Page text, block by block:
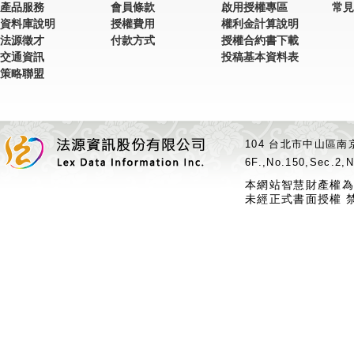
產品服務
資料庫說明
法源徵才
交通資訊
策略聯盟
會員條款
授權費用
付款方式
啟用授權專區
權利金計算說明
授權合約書下載
投稿基本資料表
常
104 台北市中山區
本網站智慧財產權
未經正式書面授權